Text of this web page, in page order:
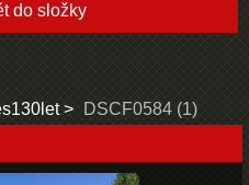
do složky
DSCF0584 (1)